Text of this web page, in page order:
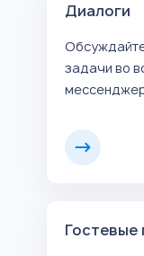
Диалоги
задачи во
Гостевые